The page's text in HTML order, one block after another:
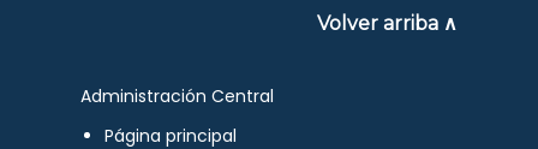
Volver arriba ∧
Administración Central
Página principal